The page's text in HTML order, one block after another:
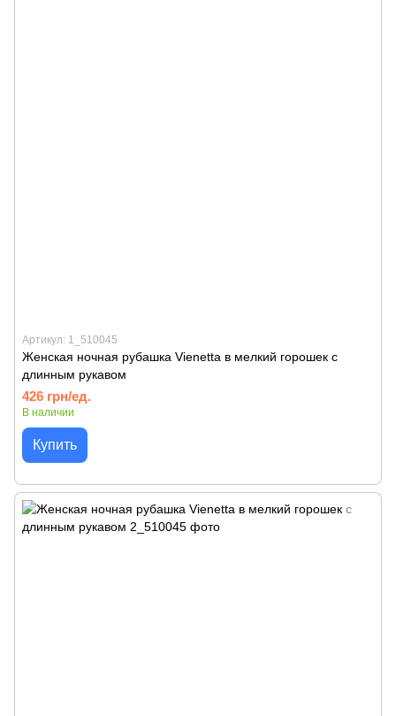
Артикул: 1_510045
Женская ночная рубашка Vienetta в мелкий горошек с
длинным рукавом
426 грн/ед.
В наличии
Купить